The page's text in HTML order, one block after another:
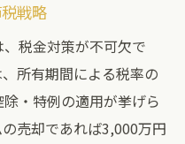
戦略
税金対策が不可欠で
所有期間による税率の
・特例の適用が挙げら
売却であれば3,000万円